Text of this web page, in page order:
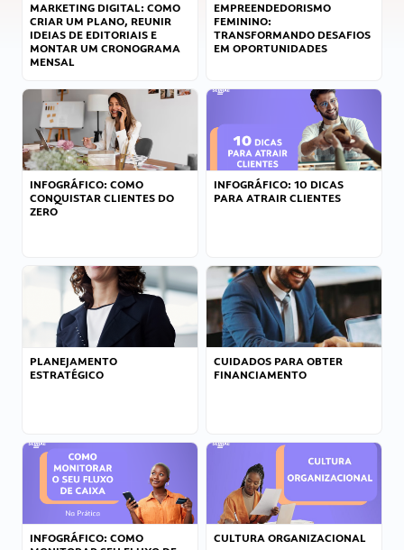
MARKETING DIGITAL: COMO
CRIAR UM PLANO, REUNIR
IDEIAS DE EDITORIAIS E
MONTAR UM CRONOGRAMA
MENSAL
EMPREENDEDORISMO
FEMININO:
TRANSFORMANDO DESAFIOS
EM OPORTUNIDADES
INFOGRÁFICO: COMO
CONQUISTAR CLIENTES DO
ZERO
INFOGRÁFICO: 10 DICAS
PARA ATRAIR CLIENTES
PLANEJAMENTO
ESTRATÉGICO
CUIDADOS PARA OBTER
FINANCIAMENTO
INFOGRÁFICO: COMO
CULTURA ORGANIZACIONAL